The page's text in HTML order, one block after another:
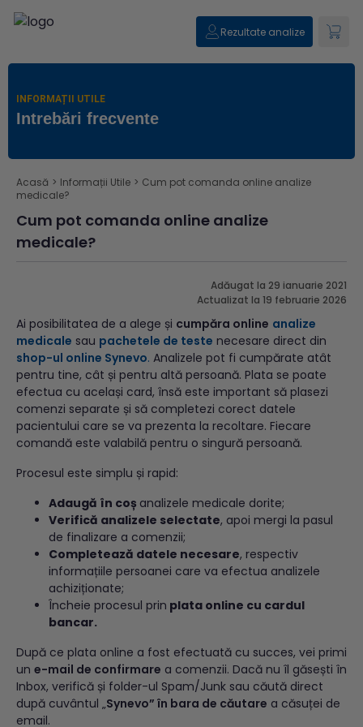
Rezultate analize
INFORMAȚII UTILE
Intrebări frecvente
Acasă > Informații Utile > Cum pot comanda online analize
medicale?
Cum pot comanda online analize
medicale?
Adăugat la 29 ianuarie 2021
Actualizat la 19 februarie 2026
Ai posibilitatea de a alege și cumpăra online analize
medicale sau pachetele de teste necesare direct din
shop-ul online Synevo. Analizele pot fi cumpărate atât
pentru tine, cât și pentru altă persoană. Plata se poate
efectua cu același card, însă este important să plasezi
comenzi separate și să completezi corect datele
pacientului care se va prezenta la recoltare. Fiecare
comandă este valabilă pentru o singură persoană.
Procesul este simplu și rapid:
Adaugă în coș analizele medicale dorite;
Verifică analizele selectate, apoi mergi la pasul
de finalizare a comenzii;
Completează datele necesare, respectiv
informațiile persoanei care va efectua analizele
achiziționate;
Încheie procesul prin plata online cu cardul
bancar.
După ce plata online a fost efectuată cu succes, vei primi
un e-mail de confirmare a comenzii. Dacă nu îl găsești în
Inbox, verifică și folder-ul Spam/Junk sau căută direct
după cuvântul „Synevo” în bara de căutare a căsuței de
email.